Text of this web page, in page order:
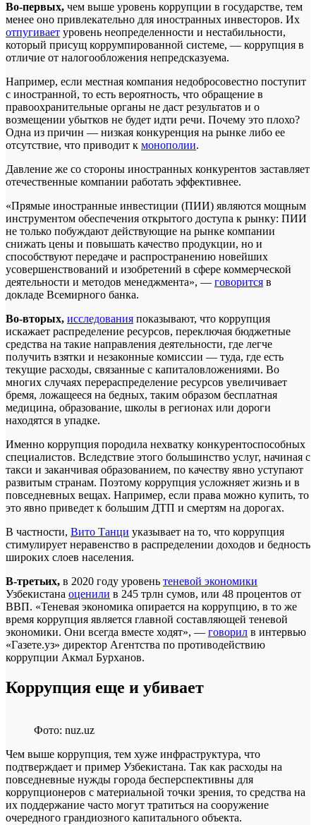
Во-первых, чем выше уровень коррупции в государстве, тем
менее оно привлекательно для иностранных инвесторов. Их
отпугивает уровень неопределенности и нестабильности,
который присущ коррумпированной системе, — коррупция в
отличие от налогообложения непредсказуема.
Например, если местная компания недобросовестно поступит
с иностранной, то есть вероятность, что обращение в
правоохранительные органы не даст результатов и о
возмещении убытков не будет идти речи. Почему это плохо?
Одна из причин — низкая конкуренция на рынке либо ее
отсутствие, что приводит к монополии.
Давление же со стороны иностранных конкурентов заставляет
отечественные компании работать эффективнее.
«Прямые иностранные инвестиции (ПИИ) являются мощным
инструментом обеспечения открытого доступа к рынку: ПИИ
не только побуждают действующие на рынке компании
снижать цены и повышать качество продукции, но и
способствуют передаче и распространению новейших
усовершенствований и изобретений в сфере коммерческой
деятельности и методов менеджмента», — говорится в
докладе Всемирного банка.
Во-вторых, исследования показывают, что коррупция
искажает распределение ресурсов, переключая бюджетные
средства на такие направления деятельности, где легче
получить взятки и незаконные комиссии — туда, где есть
текущие расходы, связанные с капиталовложениями. Во
многих случаях перераспределение ресурсов увеличивает
бремя, ложащееся на бедных, таким образом бесплатная
медицина, образование, школы в регионах или дороги
находятся в упадке.
Именно коррупция породила нехватку конкурентоспособных
специалистов. Вследствие этого большинство услуг, начиная с
такси и заканчивая образованием, по качеству явно уступают
развитым странам. Поэтому коррупция усложняет жизнь и в
повседневных вещах. Например, если права можно купить, то
это явно приведет к большим ДТП и смертям на дорогах.
В частности, Вито Танци указывает на то, что коррупция
стимулирует неравенство в распределении доходов и бедность
широких слоев населения.
В-третьих, в 2020 году уровень теневой экономики
Узбекистана оценили в 245 трлн сумов, или 48 процентов от
ВВП. «Теневая экономика опирается на коррупцию, в то же
время коррупция является главной составляющей теневой
экономики. Они всегда вместе ходят», — говорил в интервью
«Газете.уз» директор Агентства по противодействию
коррупции Акмал Бурханов.
Коррупция еще и убивает
Фото: nuz.uz
Чем выше коррупция, тем хуже инфраструктура, что
подтверждает и пример Узбекистана. Так как расходы на
повседневные нужды города бесперспективны для
коррупционеров с материальной точки зрения, то средства на
их поддержание часто могут тратиться на сооружение
очередного грандиозного капитального объекта.